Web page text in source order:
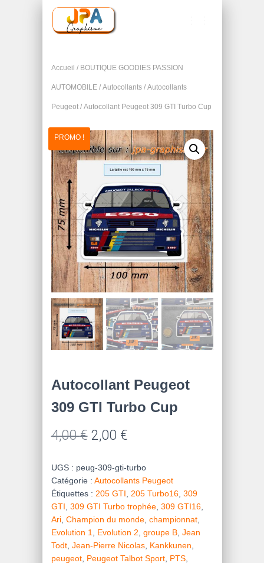
A
I
G
A
T
I
O
N
Accueil / BOUTIQUE GOODIES PASSION
AUTOMOBILE/ Autocollants/ Autocollants
Peugeot/ Autocollant Peugeot 309 GTI Turbo Cup
PROMO !
Autocollant Peugeot
309 GTI Turbo Cup
4,00€ Le
initial
était :
4,00 €.
2,00 €Le
actuel
est :
2,00 €.
UGS : peug-309-gti-turbo
Catégorie : Autocollants Peugeot
Étiquettes : 205 GTI 205 Turbo16, 309
GTI 309 GTI Turbo trophée, 309 GTI16,
Ari, Champion du monde, championnat,
Evolution 1
Evolution 2 groupe B, Jean
Todt, Jean-Pierre Nicolas, Kankkunen
peugeot, Peugeot Talbot Sport, PTS,